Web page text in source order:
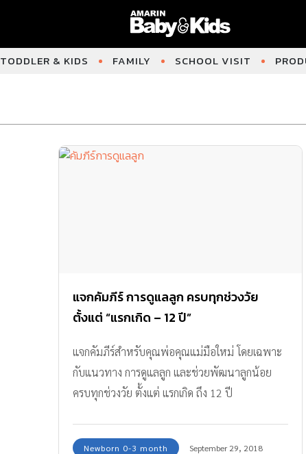
TODDLER & KIDS FAMILY SCHOOL VISIT
แจกคัมภีร์ การดูแลลูก ครบทุกช่วงวัย
ตั้งแต่ “แรกเกิด – 12 ปี”
แจกคัมภีร์สำหรับคุณพ่อคุณแม่มือใหม่ โดยเฉพาะ
กับแนวทาง การดูแลลูก และช่วยพัฒนาลูกน้อย
ครบทุกช่วงวัย ตั้งแต่ แรกเกิด ถึง 12 ปี
Newborn 0-3 month September 29, 2018